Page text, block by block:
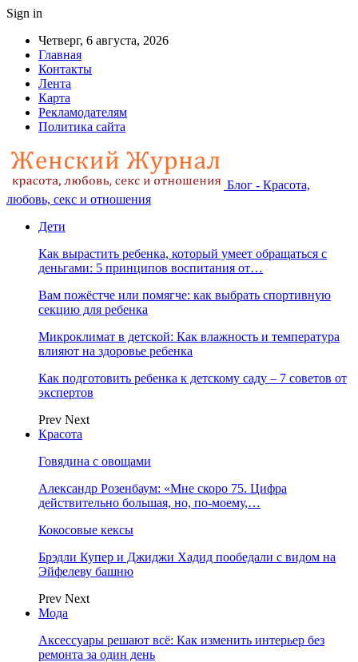
Sign in
Четверг, 6 августа, 2026
Главная
Контакты
Лента
Карта
Рекламодателям
Политика сайта
Блог - Красота,
любовь, секс и отношения
Дети
Как вырастить ребенка, который умеет обращаться с
деньгами: 5 принципов воспитания от…
Вам пожёстче или помягче: как выбрать спортивную
секцию для ребенка
Микроклимат в детской: Как влажность и температура
влияют на здоровье ребенка
Как подготовить ребенка к детскому саду – 7 советов от
экспертов
Prev Next
Красота
Говядина с овощами
Александр Розенбаум: «Мне скоро 75. Цифра
действительно большая, но, по‑моему,…
Кокосовые кексы
Брэдли Купер и Джиджи Хадид пообедали с видом на
Эйфелеву башню
Prev Next
Мода
Аксессуары решают всё: Как изменить интерьер без
ремонта за один день